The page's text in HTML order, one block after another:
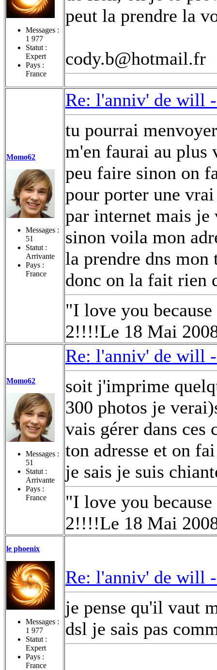
Messages :
1 977
Statut :
Expert
Pays :
France
peut la prendre la
cody.b@hotmail.fr
Momo62
Messages :
51
Statut :
Arrivante
Pays :
France
Re: l'anniv' de will
tu pourrai
m'en faurai au plus
peu faire sinon on
pour porter une
par internet mais je
sinon voila mon
la prendre dns
donc on la fait rien
"I love you
2!!!!Le 18 Mai
Momo62
Messages :
51
Statut :
Arrivante
Pays :
France
Re: l'anniv' de will
soit j'imprime
300 photos je
vais gérer dans
ton adresse et on
je sais je suis
"I love you
2!!!!Le 18 Mai
le phoenix
Messages :
1 977
Statut :
Expert
Pays :
France
Re: l'anniv' de will
je pense qu'il vaut
dsl je sais pas